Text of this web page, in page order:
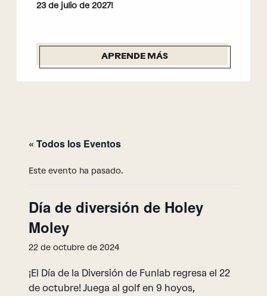
23 de julio de 2027!
APRENDE MÁS
« Todos los Eventos
Este evento ha pasado.
Día de diversión de Holey
Moley
22 de octubre de 2024
¡El Día de la Diversión de Funlab regresa el 22
de octubre! Juega al golf en 9 hoyos,